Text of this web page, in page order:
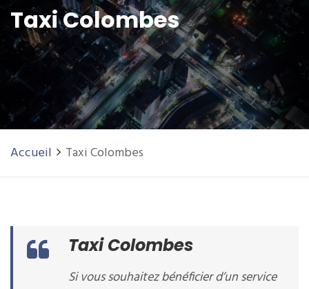
Taxi Colombes
Accueil Taxi Colombes
Taxi Colombes
Si vous souhaitez bénéficier d’un service